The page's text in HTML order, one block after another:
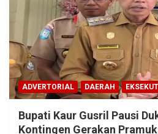
ADVERTORIAL DAERAH
Bupati Kaur Gusril Pausi
Kontingen Gerakan